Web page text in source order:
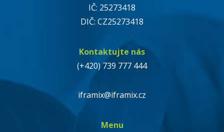
IČ: 25273418
DIČ: CZ25273418
Kontaktujte nás
(+420) 739 777 444
iframix@iframix.cz
Menu